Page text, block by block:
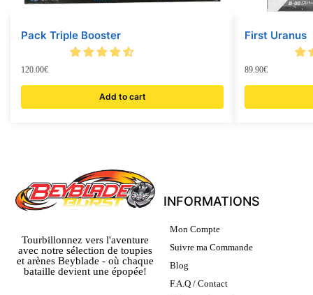
Pack Triple Booster
120.00€
Add to cart
First Uranus
89.90€
Tourbillonnez vers l'aventure
avec notre sélection de toupies
et arènes Beyblade - où chaque
bataille devient une épopée!
INFORMATIONS
Mon Compte
Suivre ma Commande
Blog
F.A.Q / Contact